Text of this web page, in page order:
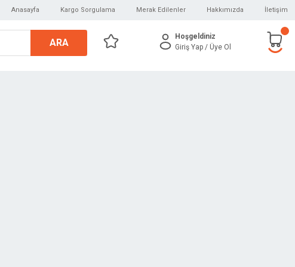
Anasayfa Kargo Sorgulama Merak Edilenler Hakkımızda İletişim
ARA
Hoşgeldiniz
Giriş Yap / Üye Ol